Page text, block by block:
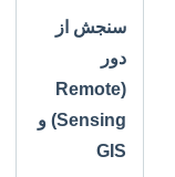
سنجش از
دور
(Remote
Sensing) و
GIS